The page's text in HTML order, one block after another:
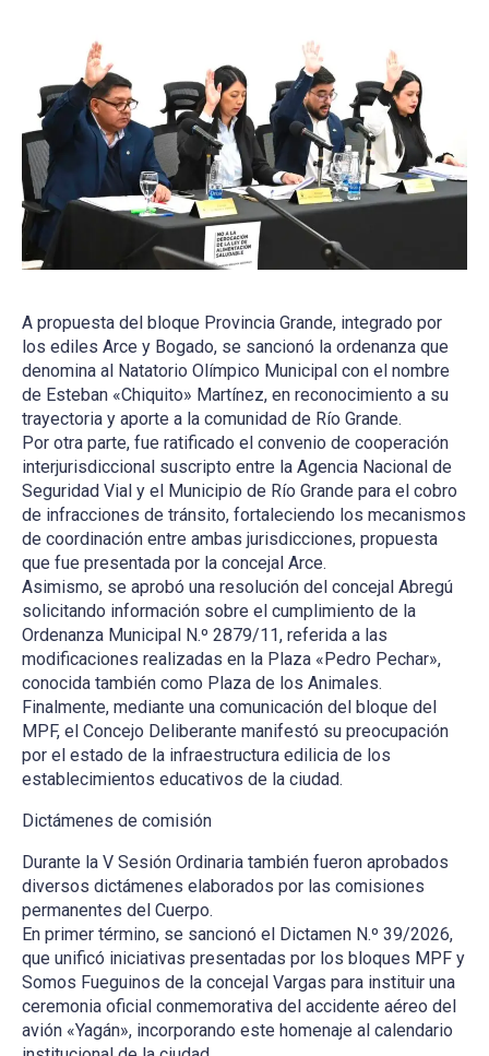
A propuesta del bloque Provincia Grande, integrado por
los ediles Arce y Bogado, se sancionó la ordenanza que
denomina al Natatorio Olímpico Municipal con el nombre
de Esteban «Chiquito» Martínez, en reconocimiento a su
trayectoria y aporte a la comunidad de Río Grande.
Por otra parte, fue ratificado el convenio de cooperación
interjurisdiccional suscripto entre la Agencia Nacional de
Seguridad Vial y el Municipio de Río Grande para el cobro
de infracciones de tránsito, fortaleciendo los mecanismos
de coordinación entre ambas jurisdicciones, propuesta
que fue presentada por la concejal Arce.
Asimismo, se aprobó una resolución del concejal Abregú
solicitando información sobre el cumplimiento de la
Ordenanza Municipal N.º 2879/11, referida a las
modificaciones realizadas en la Plaza «Pedro Pechar»,
conocida también como Plaza de los Animales.
Finalmente, mediante una comunicación del bloque del
MPF, el Concejo Deliberante manifestó su preocupación
por el estado de la infraestructura edilicia de los
establecimientos educativos de la ciudad.
Dictámenes de comisión
Durante la V Sesión Ordinaria también fueron aprobados
diversos dictámenes elaborados por las comisiones
permanentes del Cuerpo.
En primer término, se sancionó el Dictamen N.º 39/2026,
que unificó iniciativas presentadas por los bloques MPF y
Somos Fueguinos de la concejal Vargas para instituir una
ceremonia oficial conmemorativa del accidente aéreo del
avión «Yagán», incorporando este homenaje al calendario